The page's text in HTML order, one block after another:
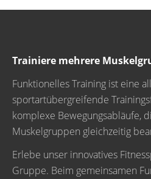
Trainiere mehrere
Funktionelles Training ist eine
sportartübergreifende
komplexe Bewegungsabläufe,
Muskelgruppen gleichzeitig
Erlebe unser innovatives
Gruppe. Beim gemeinsamen